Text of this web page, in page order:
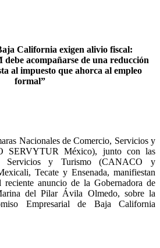
California exigen alivio fiscal:
acompañarse de una reducción
al impuesto que ahorca al empleo
formal”
Nacionales de Comercio, Servicios y
SERVYTUR México), junto con las
Servicios y Turismo (CANACO y
Tecate y Ensenada, manifiestan
anuncio de la Gobernadora de
del Pilar Ávila Olmedo, sobre la
Empresarial de Baja California